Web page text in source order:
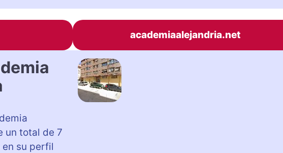
academiaalejandria.net
un total de 7
su perfil